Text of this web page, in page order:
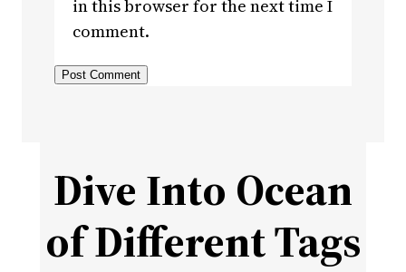
in this browser for the next time I
comment.
Dive Into Ocean
of Different Tags